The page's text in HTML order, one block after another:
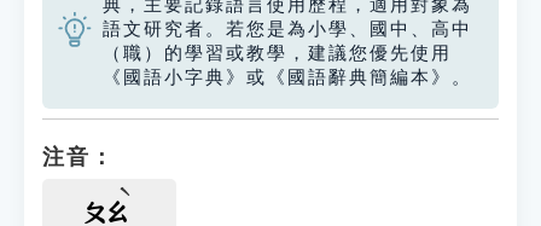
典，主要記錄語言使用歷程，適用對象為
語文研究者。若您是為小學、國中、高中
（職）的學習或教學，建議您優先使用
《國語小字典》或《國語辭典簡編本》。
注音：
ㄆㄠ